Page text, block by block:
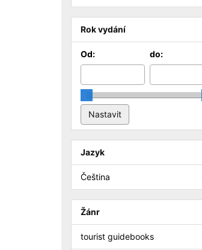
Rok vydání
Od: do:
Jazyk
Čeština
Žánr
tourist guidebooks